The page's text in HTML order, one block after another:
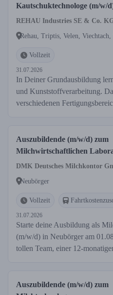
Kautschuktechnologe (m/w/
REHAU Industries SE & Co.
Rehau, Triptis, Velen, Viechtach,
Vollzeit
31.07.2026
In Deiner Grundausbildung
und Kunststoffverarbeitung.
verschiedenen
Auszubildende (m/w/d) zum
Milchwirtschaftlichen
DMK Deutsches Milchkontor
Neubörger
Vollzeit
31.07.2026
Starte deine Ausbildung als
(m/w/d) in Neubörger am
tollen Team, einer 12-
Auszubildende (m/w/d) zum